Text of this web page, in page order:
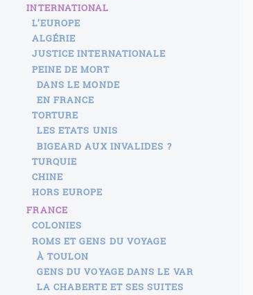
INTERNATIONAL
L’EUROPE
ALGÉRIE
JUSTICE INTERNATIONALE
PEINE DE MORT
DANS LE MONDE
EN FRANCE
TORTURE
LES ETATS UNIS
BIGEARD AUX INVALIDES ?
TURQUIE
CHINE
HORS EUROPE
FRANCE
COLONIES
ROMS ET GENS DU VOYAGE
À TOULON
GENS DU VOYAGE DANS LE VAR
LA CHABERTE ET SES SUITES